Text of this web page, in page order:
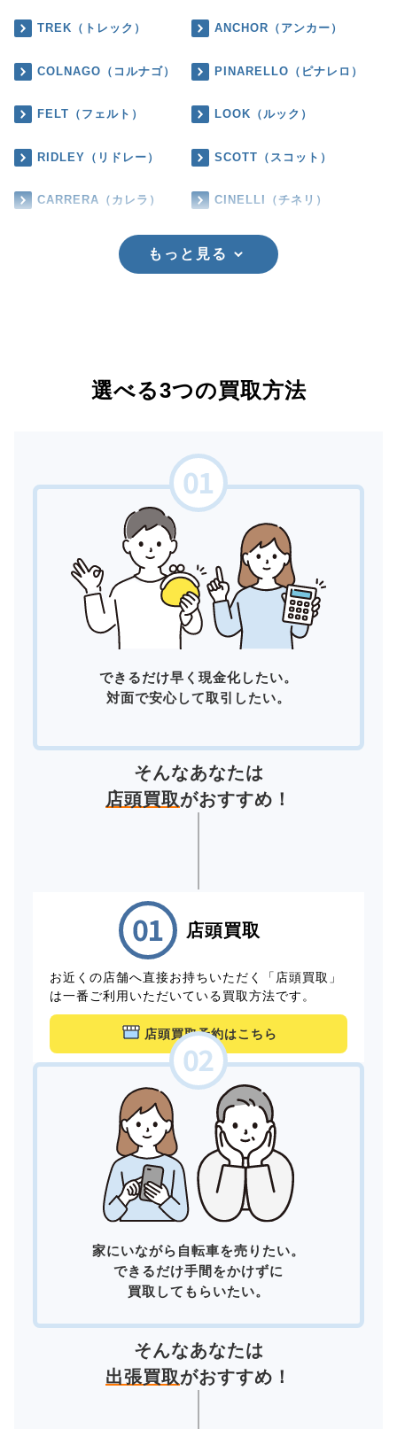
TREK（トレック） ANCHOR（アンカー）
COLNAGO（コルナゴ） PINARELLO（ピナレロ）
FELT（フェルト） LOOK（ルック）
RIDLEY（リドレー） SCOTT（スコット）
CARRERA（カレラ） CINELLI（チネリ）
もっと見る
選べる3つの買取方法
できるだけ早く現金化したい。
対面で安心して取引したい。
そんなあなたは
店頭買取がおすすめ！
店頭買取
お近くの店舗へ直接お持ちいただく「店頭買取」
は一番ご利用いただいている買取方法です。
店頭買取予約はこちら
家にいながら自転車を売りたい。
できるだけ手間をかけずに
買取してもらいたい。
そんなあなたは
出張買取がおすすめ！